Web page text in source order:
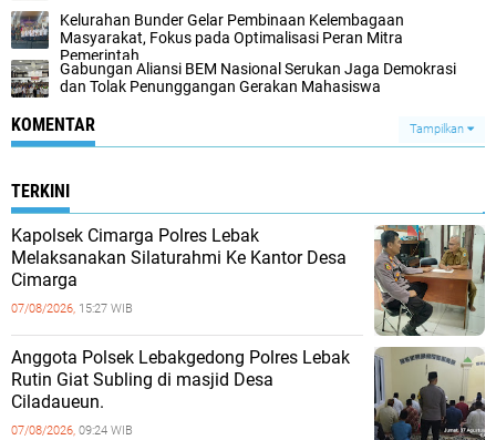
Kelurahan Bunder Gelar Pembinaan Kelembagaan
Masyarakat, Fokus pada Optimalisasi Peran Mitra
Pemerintah
Gabungan Aliansi BEM Nasional Serukan Jaga Demokrasi
dan Tolak Penunggangan Gerakan Mahasiswa
KOMENTAR Tampilkan
TERKINI
Kapolsek Cimarga Polres Lebak
Melaksanakan Silaturahmi Ke Kantor Desa
Cimarga
07/08/2026, 15:27 WIB
Anggota Polsek Lebakgedong Polres Lebak
Rutin Giat Subling di masjid Desa
Ciladaueun.
07/08/2026, 09:24 WIB